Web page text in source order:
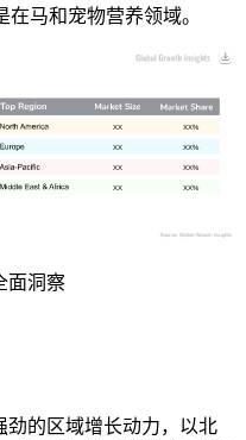
马和宠物营养领域。
XX%
XX
XX%
XX
XX%
XX
XX%
XX
面洞察
劲的区域增长动力，以北